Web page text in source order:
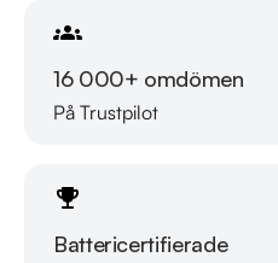
16 000+ omdömen
På Trustpilot
Battericertifierade